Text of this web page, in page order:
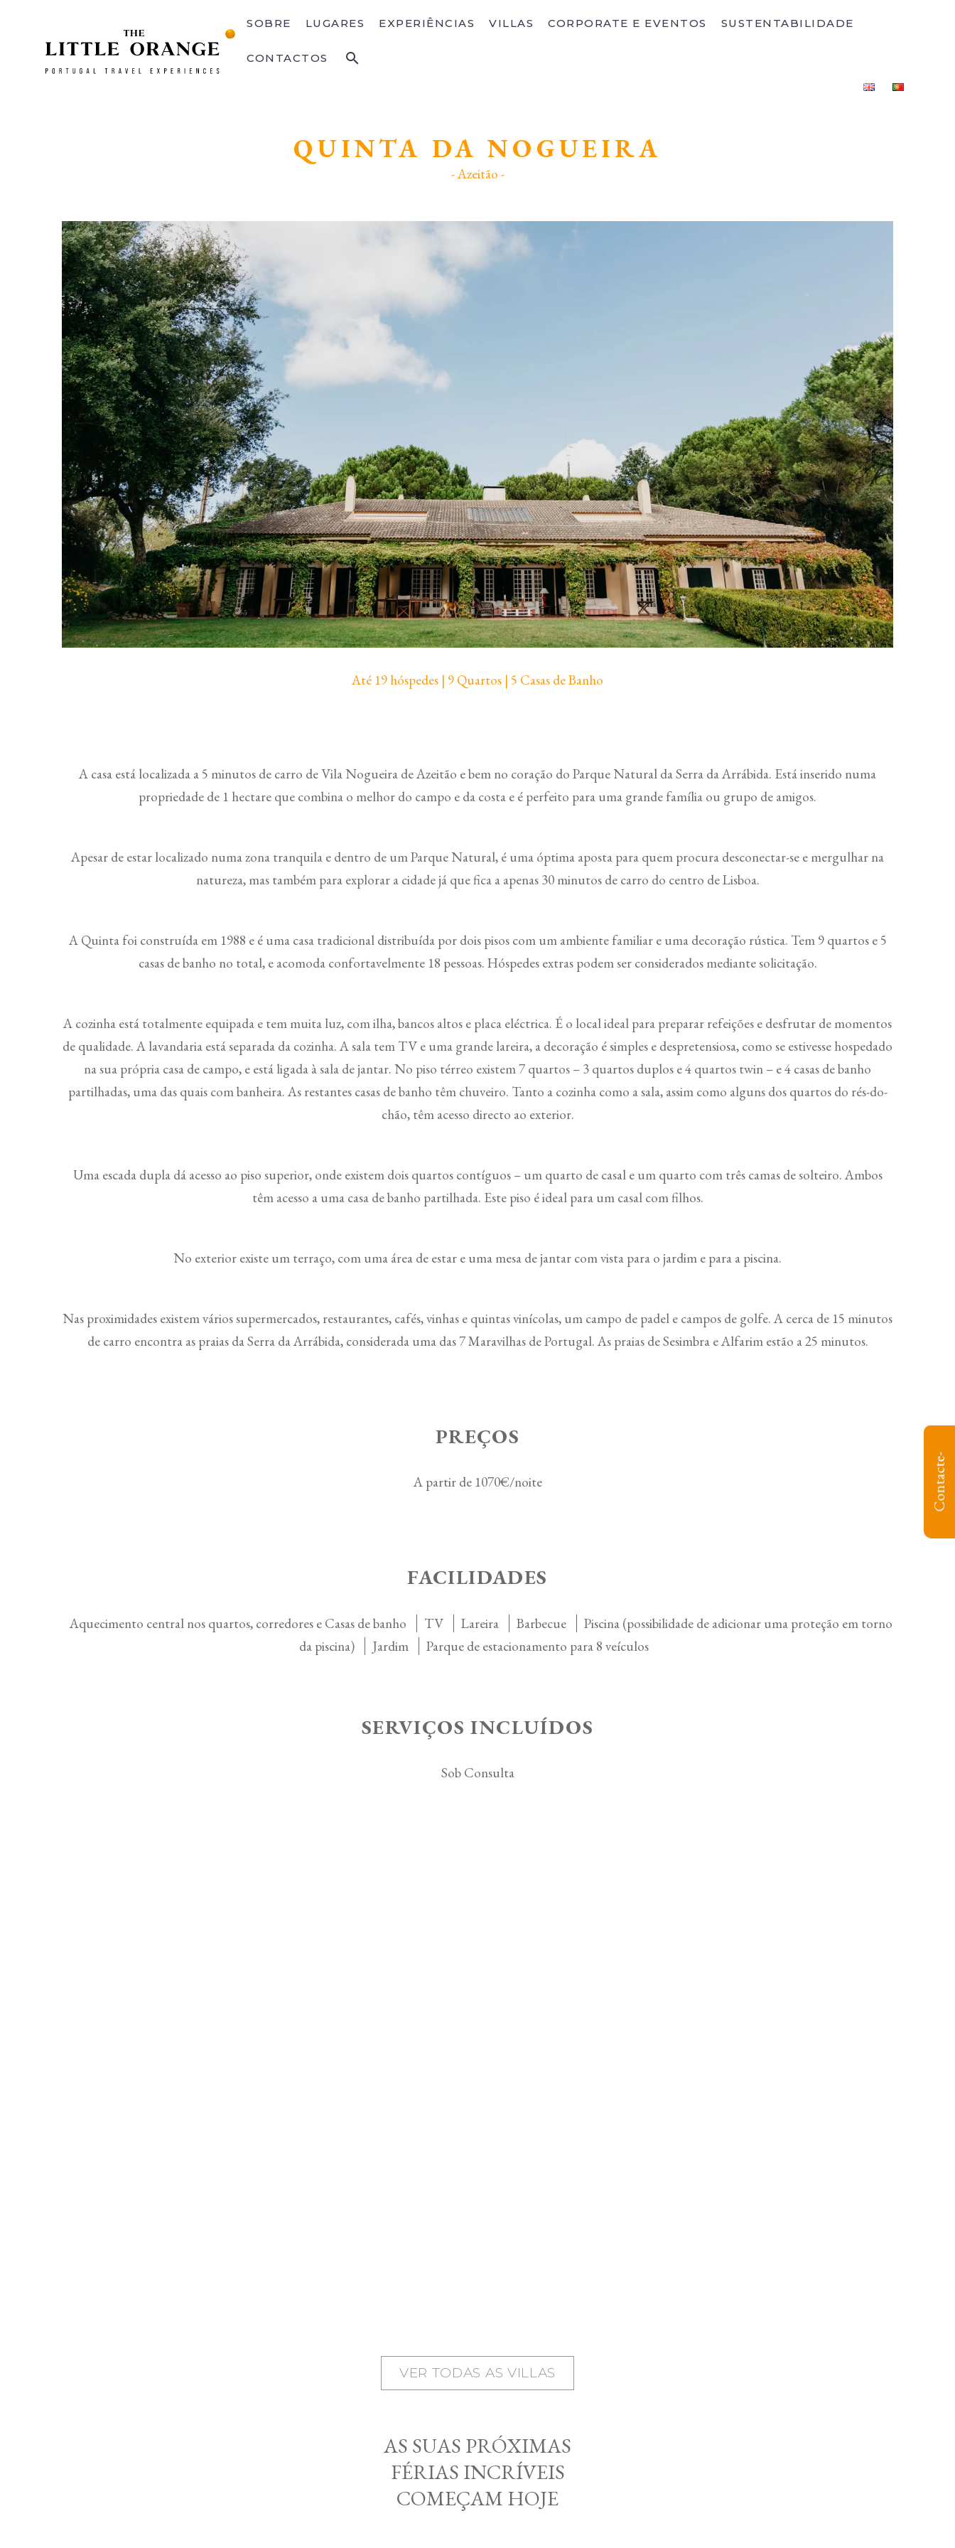
SOBRE LUGARES EXPERIÊNCIAS VILLAS CORPORATE E EVENTOS SUSTENTABILIDADE
CONTACTOS
C
o
n
t
a
c
t
e
-
n
o
QUINTA DA NOGUEIRA
- Azeitão -
Até 19 hóspedes | 9 Quartos | 5 Casas de Banho
A casa está localizada a 5 minutos de carro de Vila Nogueira de Azeitão e bem no coração do Parque Natural da Serra da Arrábida. Está inserido numa
propriedade de 1 hectare que combina o melhor do campo e da costa e é perfeito para uma grande família ou grupo de amigos.
Apesar de estar localizado numa zona tranquila e dentro de um Parque Natural, é uma óptima aposta para quem procura desconectar-se e mergulhar na
natureza, mas também para explorar a cidade já que fica a apenas 30 minutos de carro do centro de Lisboa.
A Quinta foi construída em 1988 e é uma casa tradicional distribuída por dois pisos com um ambiente familiar e uma decoração rústica. Tem 9 quartos e 5
casas de banho no total, e acomoda confortavelmente 18 pessoas. Hóspedes extras podem ser considerados mediante solicitação.
A cozinha está totalmente equipada e tem muita luz, com ilha, bancos altos e placa eléctrica. É o local ideal para preparar refeições e desfrutar de momentos
de qualidade. A lavandaria está separada da cozinha. A sala tem TV e uma grande lareira, a decoração é simples e despretensiosa, como se estivesse hospedado
na sua própria casa de campo, e está ligada à sala de jantar. No piso térreo existem 7 quartos – 3 quartos duplos e 4 quartos twin – e 4 casas de banho
partilhadas, uma das quais com banheira. As restantes casas de banho têm chuveiro. Tanto a cozinha como a sala, assim como alguns dos quartos do rés-do-
chão, têm acesso directo ao exterior.
Uma escada dupla dá acesso ao piso superior, onde existem dois quartos contíguos – um quarto de casal e um quarto com três camas de solteiro. Ambos
têm acesso a uma casa de banho partilhada. Este piso é ideal para um casal com filhos.
No exterior existe um terraço, com uma área de estar e uma mesa de jantar com vista para o jardim e para a piscina.
Nas proximidades existem vários supermercados, restaurantes, cafés, vinhas e quintas vinícolas, um campo de padel e campos de golfe. A cerca de 15 minutos
de carro encontra as praias da Serra da Arrábida, considerada uma das 7 Maravilhas de Portugal. As praias de Sesimbra e Alfarim estão a 25 minutos.
PREÇOS
A partir de 1070€/noite
FACILIDADES
Aquecimento central nos quartos, corredores e Casas de banho TV Lareira Barbecue
Piscina (possibilidade de adicionar uma proteção em torno
da piscina)
Jardim Parque de estacionamento para 8 veículos
SERVIÇOS INCLUÍDOS
Sob Consulta
VER TODAS AS VILLAS
AS SUAS PRÓXIMAS
FÉRIAS INCRÍVEIS
COMEÇAM HOJE